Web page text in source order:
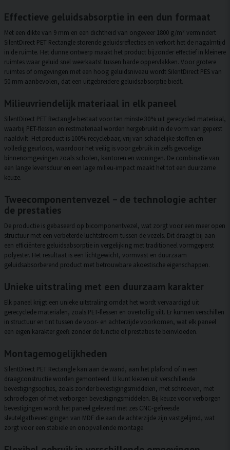
Effectieve geluidsabsorptie in een dun formaat
Met een dikte van 9 mm en een dichtheid van ongeveer 1800 g/m² vermindert
SilentDirect PET Rectangle storende geluidsreflecties en verkort het de nagalmtijd
in de ruimte. Het dunne ontwerp maakt het product bijzonder effectief in kleinere
ruimtes waar geluid snel weerkaatst tussen harde oppervlakken. Voor grotere
ruimtes of omgevingen met een hoog geluidsniveau wordt SilentDirect PES van
50 mm aanbevolen, dat een uitgebreidere geluidsabsorptie biedt.
Milieuvriendelijk materiaal in elk paneel
SilentDirect PET Rectangle bestaat voor ten minste 30% uit gerecycled materiaal,
waarbij PET-flessen en restmateriaal worden hergebruikt in de vorm van geperst
naaldvilt. Het product is 100% recyclebaar, vrij van schadelijke stoffen en
volledig geurloos, waardoor het veilig is voor gebruik in zelfs gevoelige
binnenomgevingen zoals scholen, kantoren en woningen. De combinatie van
een lange levensduur en een lage milieu-impact maakt het tot een duurzame
keuze.
Tweecomponentenvezel – de technologie achter
de prestaties
De productie is gebaseerd op bicomponentvezel, wat zorgt voor een meer open
structuur met een verbeterde luchtstroom tussen de vezels. Dit draagt bij aan
een efficiëntere geluidsabsorptie in vergelijking met traditioneel vormgeperst
polyester. Het resultaat is een lichtgewicht, vormvast en duurzaam
geluidsabsorberend product met betrouwbare akoestische eigenschappen.
Unieke uitstraling met een duurzaam karakter
Elk paneel krijgt een unieke uitstraling omdat het wordt vervaardigd uit
gerecyclede materialen, zoals PET-flessen en overtollig vilt. Er kunnen verschillen
in structuur en tint tussen de voor- en achterzijde voorkomen, wat elk paneel
een eigen karakter geeft zonder de functie of prestaties te beïnvloeden.
Montagemogelijkheden
SilentDirect PET Rectangle kan aan de wand, aan het plafond of in een
draagconstructie worden gemonteerd. U kunt kiezen uit verschillende
bevestigingsopties, zoals zonder bevestigingsmiddelen, met schroeven, met
schroefogen of met verborgen bevestigingsmiddelen. Bij keuze voor verborgen
bevestigingen wordt het paneel geleverd met zes CNC-gefreesde
sleutelgatbevestigingen van MDF die aan de achterzijde zijn vastgelijmd, wat
zorgt voor een stabiele en onopvallende montage.